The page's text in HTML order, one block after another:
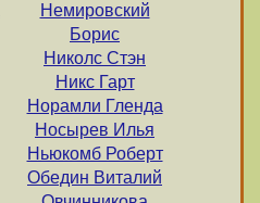
Немировский
Борис
Николс Стэн
Никс Гарт
Норамли Гленда
Носырев Илья
Ньюкомб Роберт
Обедин Виталий